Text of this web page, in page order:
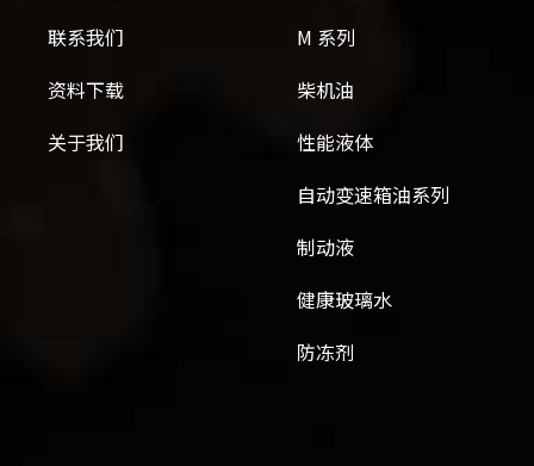
联系我们
资料下载
关于我们
M 系列
柴机油
性能液体
自动变速箱油系列
制动液
健康玻璃水
防冻剂